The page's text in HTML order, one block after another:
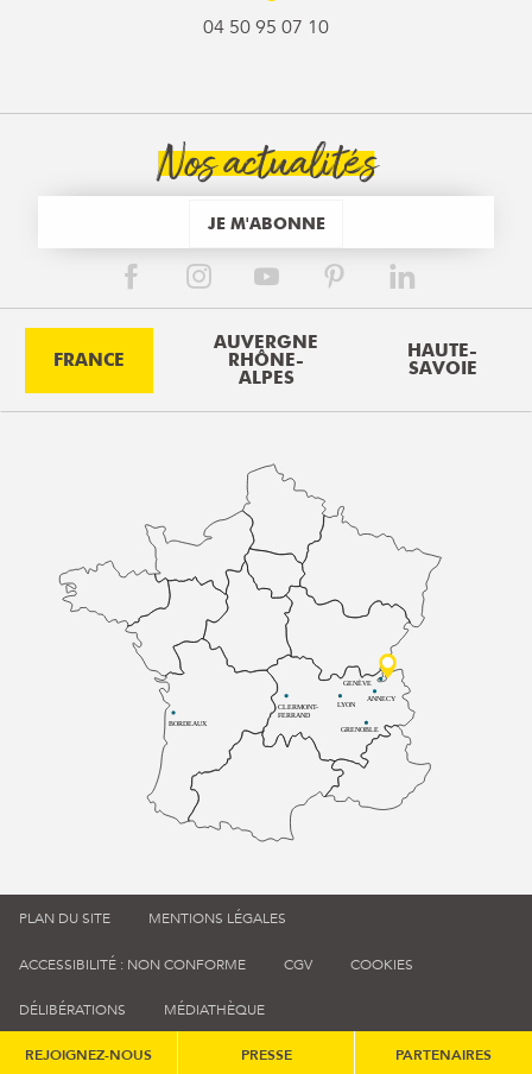
04 50 95 07 10
Nos actualités
JE M'ABONNE
FRANCE
AUVERGNE
RHÔNE-
ALPES
HAUTE-
SAVOIE
BORDEAUX
CLERMONT-
FERRAND
LYON
ANNECY
GRENOBLE
GENÈVE
PLAN DU SITE MENTIONS LÉGALES
ACCESSIBILITÉ : NON CONFORME CGV COOKIES
DÉLIBÉRATIONS MÉDIATHÈQUE
REJOIGNEZ-NOUS PRESSE PARTENAIRES